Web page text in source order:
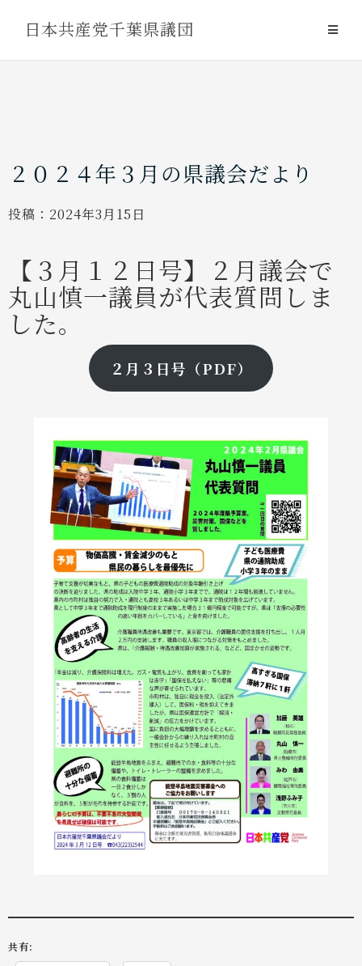
日本共産党千葉県議団
２０２４年３月の県議会だより
投稿： 2024年3月15日
【３月１２日号】２月議会で
丸山慎一議員が代表質問しま
した。
２月３日号（PDF）
共有: